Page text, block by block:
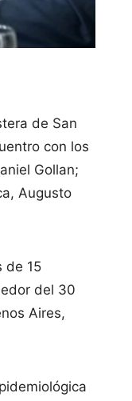
de San
con los
Gollan;
Augusto
de 15
del 30
Aires,